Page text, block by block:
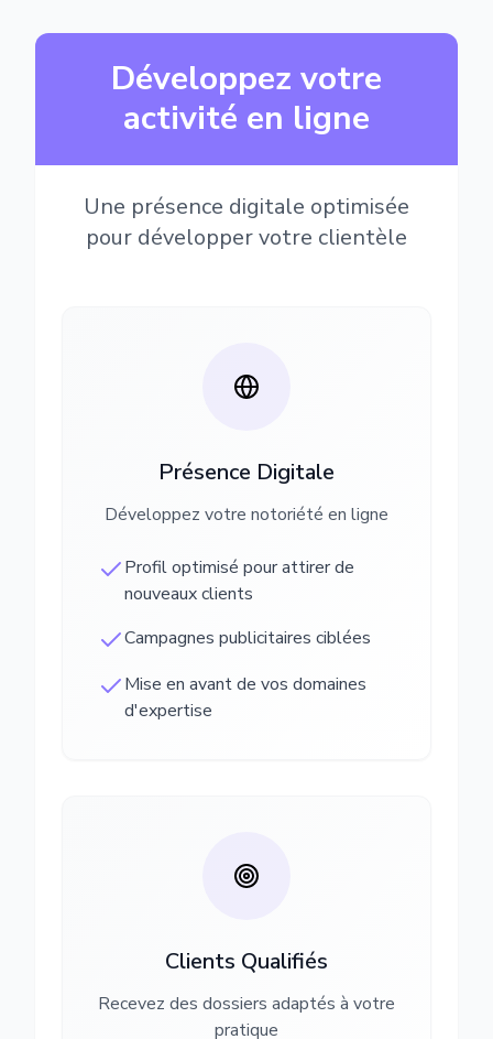
Développez votre
activité en ligne
Une présence digitale optimisée
pour développer votre clientèle
Présence Digitale
Développez votre notoriété en ligne
Profil optimisé pour attirer de
nouveaux clients
Campagnes publicitaires ciblées
Mise en avant de vos domaines
d'expertise
Clients Qualifiés
Recevez des dossiers adaptés à votre
pratique